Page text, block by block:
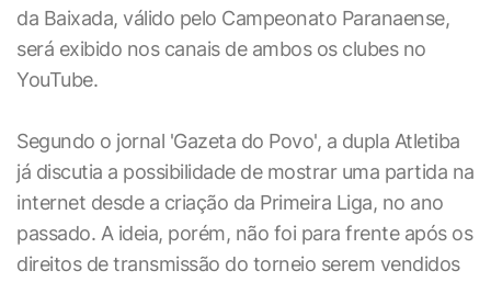
da Baixada, válido pelo Campeonato Paranaense,
será exibido nos canais de ambos os clubes no
YouTube.
Segundo o jornal 'Gazeta do Povo', a dupla Atletiba
já discutia a possibilidade de mostrar uma partida na
internet desde a criação da Primeira Liga, no ano
passado. A ideia, porém, não foi para frente após os
direitos de transmissão do torneio serem vendidos